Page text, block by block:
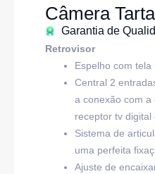
Câmera
Garantia de
Retrovisor
Espelho com tela
Central 2
a conexão com a
receptor tv digital
Sistema de
uma perfeita
Ajuste de